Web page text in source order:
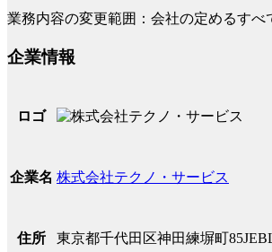
業務内容の変更範囲：会社の定めるすべ
企業情報
ロゴ
企業名 株式会社テクノ・サービス
住所 東京都千代田区神田練塀町